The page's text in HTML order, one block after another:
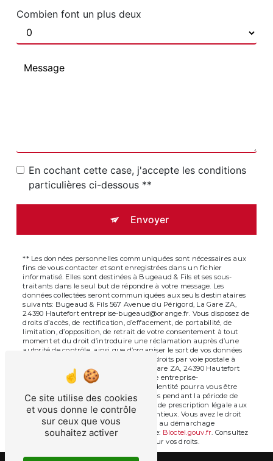
Combien font un plus deux
En cochant cette case, j'accepte les conditions
particulières ci-dessous **
Envoyer
** Les données personnelles communiquées sont nécessaires aux
fins de vous contacter et sont enregistrées dans un fichier
informatisé. Elles sont destinées à Bugeaud & Fils et ses sous-
traitants dans le seul but de répondre à votre message. Les
données collectées seront communiquées aux seuls destinataires
suivants: Bugeaud & Fils 567 Avenue du Périgord, La Gare ZA,
24390 Hautefort entreprise-bugeaud@orange.fr. Vous disposez de
droits d’accès, de rectification, d’effacement, de portabilité, de
limitation, d’opposition, de retrait de votre consentement à tout
moment et du droit d’introduire une réclamation auprès d’une
autorité de contrôle, ainsi que d’organiser le sort de vos données
post-mortem. Vous pouvez exercer ces droits par voie postale à
l'adresse 567 Avenue du Périgord, La Gare ZA, 24390 Hautefort
ou par courrier électronique à l'adresse entreprise-
bugeaud@orange.fr. Un justificatif d'identité pourra vous être
demandé. Nous conservons vos données pendant la période de
prise de contact puis pendant la durée de prescription légale aux
fins probatoires et de gestion des contentieux. Vous avez le droit
de vous inscrire sur la liste d'opposition au démarchage
téléphonique, disponible à cette adresse:
Bloctel.gouv.fr. Consultez
le site cnil.fr pour plus d’informations sur vos droits.
Ce site utilise des cookies
et vous donne le contrôle
sur ceux que vous
souhaitez activer